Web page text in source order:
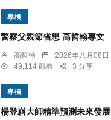
專欄
警察父親節省思 高哲翰專文
高哲翰
2026年八月08日
49,114 觀看
3 分享
專欄
楊登嵙大師精準預測未來發展